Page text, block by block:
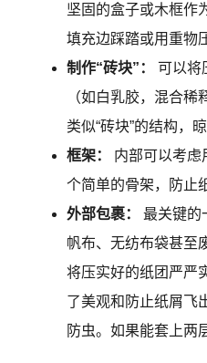
坚固的盒子或木框作
填充边踩踏或用重物
制作“砖块”：
可以将
（如白乳胶，混合
类似“砖块”的结构，
框架：
内部可以考虑
个简单的骨架，防止
外部包裹：
最关键的
帆布、无纺布袋甚至
将压实好的纸团严严
了美观和防止纸屑飞
防虫。如果能套上两